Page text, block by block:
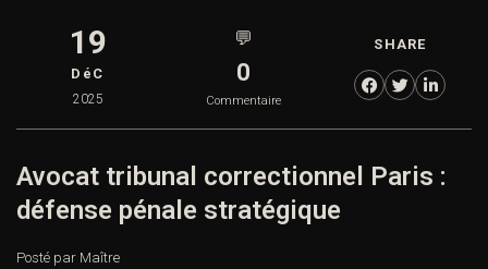
19
DéC
2025
💬
0
Commentaire
SHARE
Avocat tribunal correctionnel Paris :
défense pénale stratégique
Posté par Maître